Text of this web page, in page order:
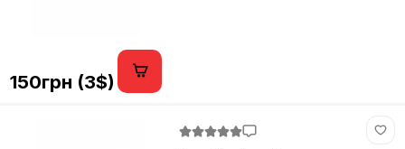
150грн (3$)